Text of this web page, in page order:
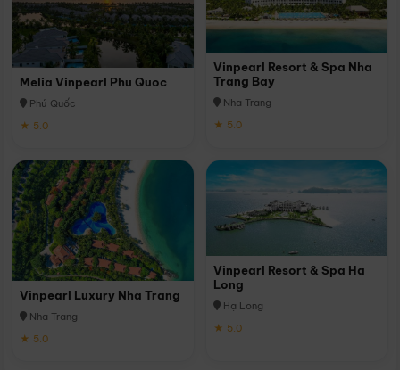
Melia Vinpearl Phu Quoc
Phú Quốc
★ 5.0
Vinpearl Resort & Spa Nha
Trang Bay
Nha Trang
★ 5.0
Vinpearl Luxury Nha Trang
Nha Trang
★ 5.0
Vinpearl Resort & Spa Ha
Long
Hạ Long
★ 5.0